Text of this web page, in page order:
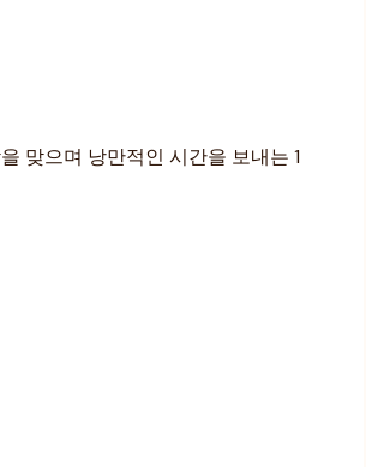
맞으며 낭만적인 시간을 보내는 1